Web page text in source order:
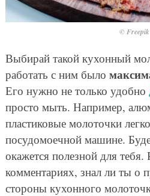
© Freepik
Выбирай такой кухонный
работать с ним было
Его нужно не только удобно
просто мыть. Например,
пластиковые молоточки
посудомоечной машине.
окажется полезной для тебя.
комментариях, знал ли ты о
стороны кухонного